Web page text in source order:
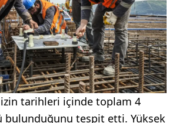
izin tarihleri içinde toplam 4
tespit etti. Yüksek